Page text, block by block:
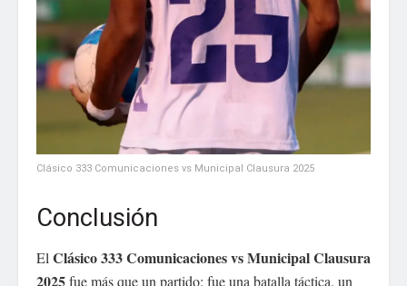
Clásico 333 Comunicaciones vs Municipal Clausura 2025
Conclusión
ElClásico 333 Comunicaciones vs Municipal Clausura
2025fue más que un partido: fue una batalla táctica, un